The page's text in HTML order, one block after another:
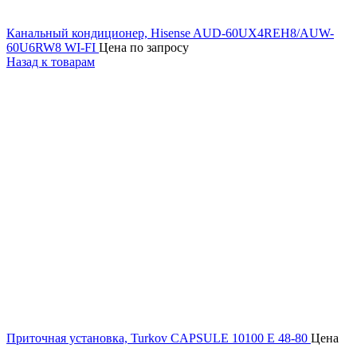
Канальный кондиционер, Hisense AUD-60UX4REH8/AUW-
60U6RW8 WI-FI Цена по запросу
Назад к товарам
Приточная установка, Turkov CAPSULE 10100 E 48-80 Цена